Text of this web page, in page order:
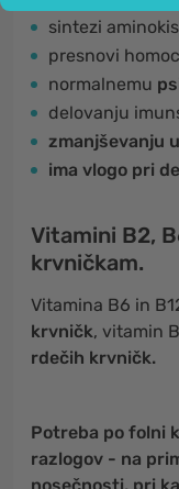
sintezi
presnovi
normalnemu
delovanju
zmanjševanju
ima vlogo pri
Vitamini B2,
krvničkam.
Vitamina B6 in
krvničk, vitamin
rdečih krvničk.
Potreba po folni
razlogov - na